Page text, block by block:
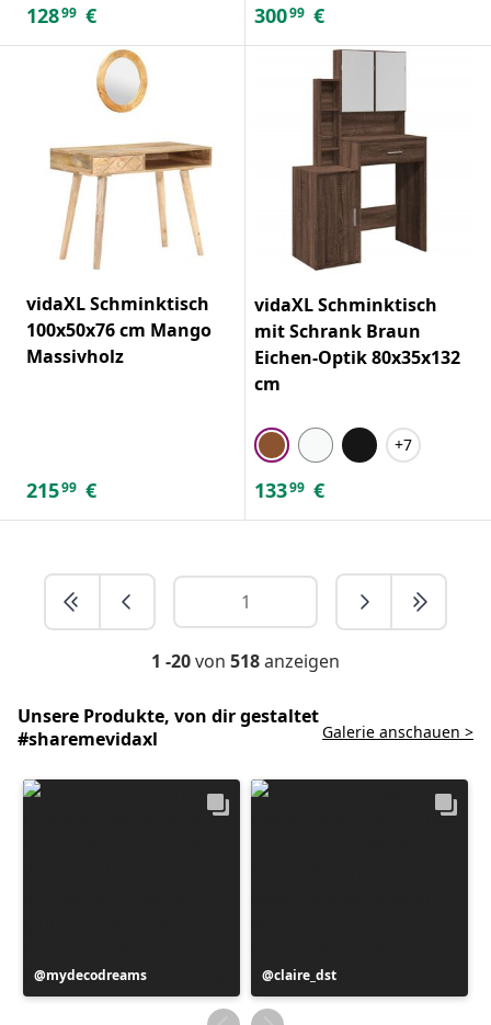
12899 € 30099 €
vidaXL Schminktisch
100x50x76 cm Mango
Massivholz
21599 €
vidaXL Schminktisch
mit Schrank Braun
Eichen-Optik 80x35x132
cm
+7
13399 €
1 -20von 518anzeigen
Unsere Produkte, von dir gestaltet
#sharemevidaxl
Galerie anschauen >
Beitrag
veröffentlicht
mydecodreams
Beitrag
veröffentlicht
von
claire_dst